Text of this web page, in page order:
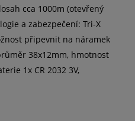
cca 1000m (otevřený
a zabezpečení: Tri-X
připevnit na náramek
38x12mm, hmotnost
1x CR 2032 3V,